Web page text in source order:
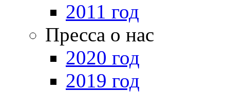
2011 год
Пресса о нас
2020 год
2019 год